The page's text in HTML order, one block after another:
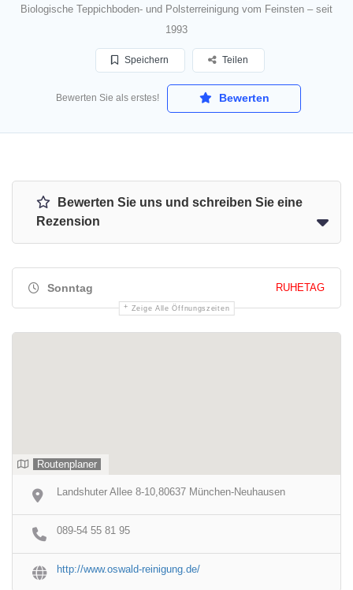
Biologische Teppichboden- und Polsterreinigung vom Feinsten – seit
1993
Speichern Teilen
Bewerten Sie als erstes! Bewerten
Bewerten Sie uns und schreiben Sie eine
Rezension
Sonntag RUHETAG
Zeige Alle Öffnungszeiten
Routenplaner
Landshuter Allee 8-10,80637 München-Neuhausen
089-54 55 81 95
http://www.oswald-reinigung.de/